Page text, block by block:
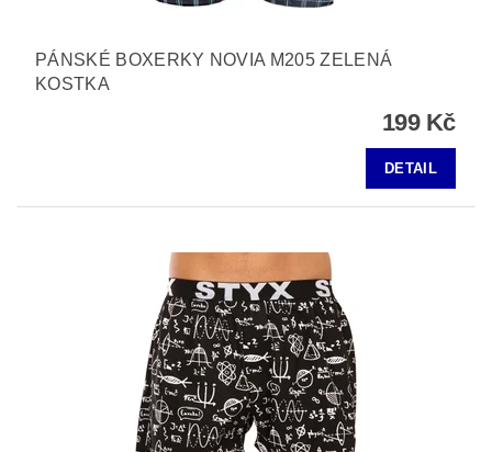
PÁNSKÉ BOXERKY NOVIA M205 ZELENÁ
KOSTKA
199 Kč
DETAIL